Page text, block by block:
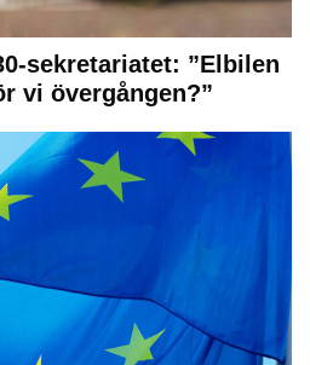
sekretariatet: ”Elbilen
vi övergången?”